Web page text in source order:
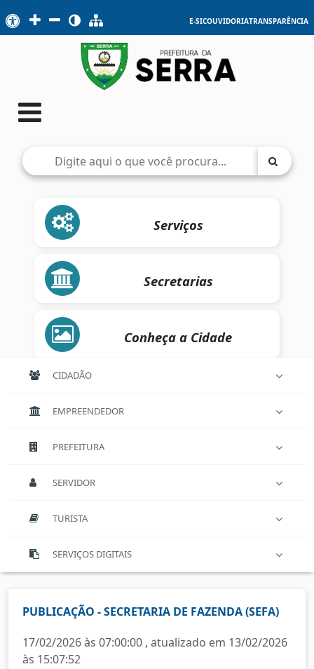
E-SICOUVIDORIATRANSPARÊNCIA
Serviços
Secretarias
Conheça a Cidade
CIDADÃO
EMPREENDEDOR
PREFEITURA
SERVIDOR
TURISTA
SERVIÇOS DIGITAIS
PUBLICAÇÃO - SECRETARIA DE FAZENDA (SEFA)
17/02/2026 às 07:00:00 , atualizado em 13/02/2026
às 15:07:52